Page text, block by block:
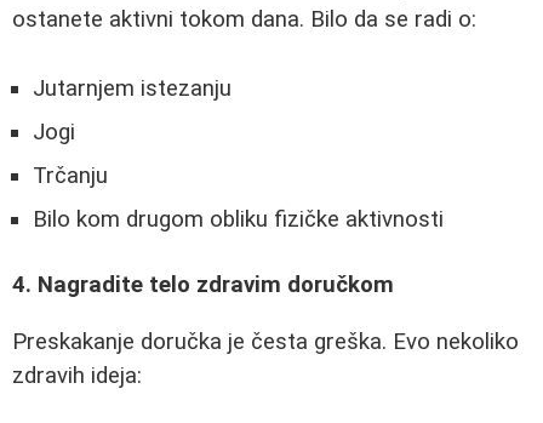
ostanete aktivni tokom dana. Bilo da se radi o:
Jutarnjem istezanju
Jogi
Trčanju
Bilo kom drugom obliku fizičke aktivnosti
4. Nagradite telo zdravim doručkom
Preskakanje doručka je česta greška. Evo nekoliko
zdravih ideja: